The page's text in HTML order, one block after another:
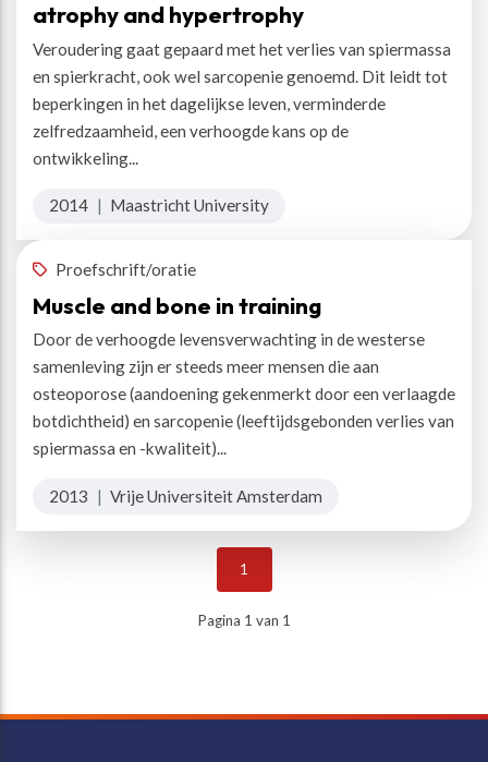
atrophy and hypertrophy
Veroudering gaat gepaard met het verlies van spiermassa
en spierkracht, ook wel sarcopenie genoemd. Dit leidt tot
beperkingen in het dagelijkse leven, verminderde
zelfredzaamheid, een verhoogde kans op de
ontwikkeling...
2014 | Maastricht University
Proefschrift/oratie
Muscle and bone in training
Door de verhoogde levensverwachting in de westerse
samenleving zijn er steeds meer mensen die aan
osteoporose (aandoening gekenmerkt door een verlaagde
botdichtheid) en sarcopenie (leeftijdsgebonden verlies van
spiermassa en -kwaliteit)...
2013 | Vrije Universiteit Amsterdam
1
Pagina 1 van 1